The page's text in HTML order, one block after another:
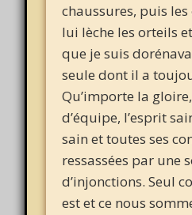
chaussures, puis les
lui lèche les orteils
que je suis
seule dont il a
Qu’importe la
d’équipe, l’esprit
sain et toutes ses
ressassées par une
d’injonctions. Seul
est et ce nous